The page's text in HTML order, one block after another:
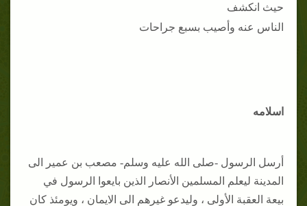
حيث انكشف
الناس عنه وأصيب بسبع جراحات
اسلامه
أرسل الرسول -صلى الله عليه وسلم- مصعب بن عمير الى
المدينة ليعلم المسلمين الأنصار الذين بايعوا الرسول في
بيعة العقبة الأولى ، وليدعو غيرهم الى الايمان ، ويومئذ كان